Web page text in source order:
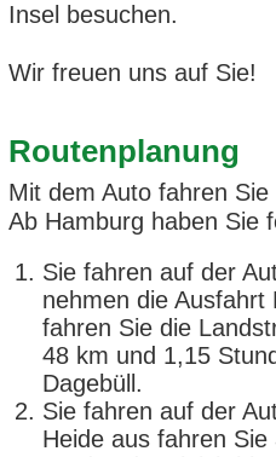
Insel besuchen.
Wir freuen uns auf Sie!
Routenplanung
Mit dem Auto fahren
Ab Hamburg haben Sie
Sie fahren auf der
nehmen die Ausfahrt
fahren Sie die
48 km und 1,15
Dagebüll.
Sie fahren auf der
Heide aus fahren